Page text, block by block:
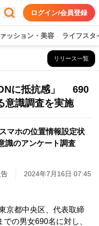
ログイン/会員登録
ッション・美容 ライフスタ
リリース一覧
に抵抗感」 690
意識調査を実施
マホの位置情報設定状
識のアンケート調査
2024年7月16日 07:45
京都中央区、代表取締
の男女690名に対し、